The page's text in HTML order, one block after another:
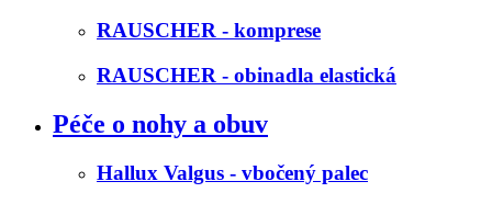
RAUSCHER - komprese
RAUSCHER - obinadla elastická
Péče o nohy a obuv
Hallux Valgus - vbočený palec